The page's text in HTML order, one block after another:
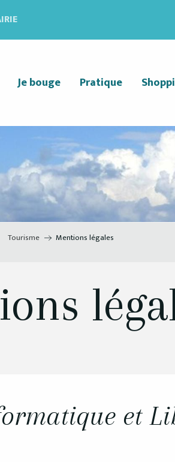
Je bouge Pratique
Tourisme Mentions légales
et